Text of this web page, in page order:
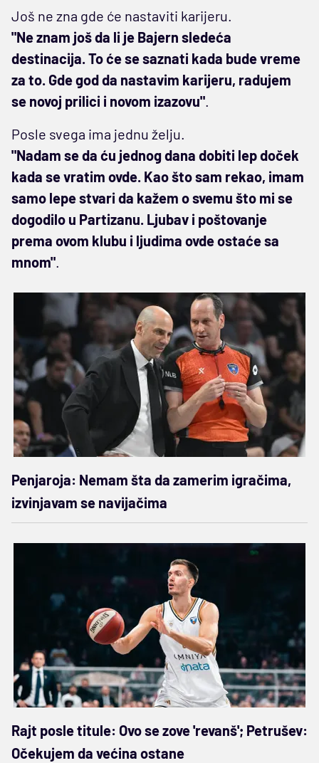
Još ne zna gde će nastaviti karijeru.
"Ne znam još da li je Bajern sledeća
destinacija. To će se saznati kada bude vreme
za to. Gde god da nastavim karijeru, radujem
se novoj prilici i novom izazovu".
Posle svega ima jednu želju.
"Nadam se da ću jednog dana dobiti lep doček
kada se vratim ovde. Kao što sam rekao, imam
samo lepe stvari da kažem o svemu što mi se
dogodilo u Partizanu. Ljubav i poštovanje
prema ovom klubu i ljudima ovde ostaće sa
mnom".
Penjaroja: Nemam šta da zamerim igračima,
izvinjavam se navijačima
Rajt posle titule: Ovo se zove 'revanš'; Petrušev:
Očekujem da većina ostane